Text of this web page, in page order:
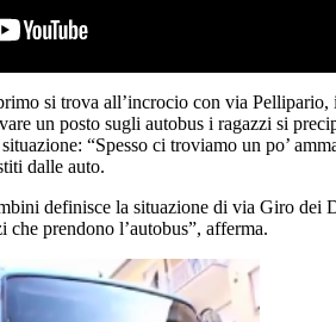
si trova all’incrocio con via
un posto sugli autobus i ragazzi si
“Spesso ci troviamo un po’
dalle auto.
definisce la situazione di via Giro dei
che prendono l’autobus”, afferma.